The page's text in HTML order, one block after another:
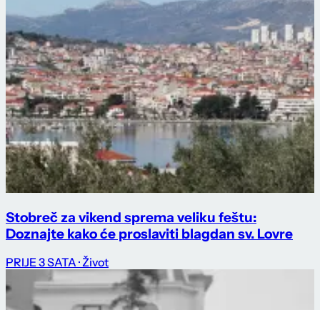
Stobreč za vikend sprema veliku feštu:
Doznajte kako će proslaviti blagdan sv. Lovre
PRIJE 3 SATA · Život